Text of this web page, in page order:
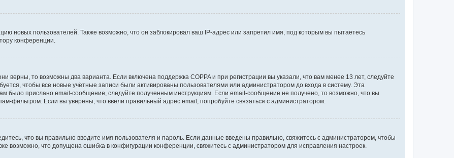
новых пользователей. Также возможно, что он заблокировал ваш IP-адрес или запретил имя, под которым вы пытаетесь
конференции.
верны, то возможны два варианта. Если включена поддержка COPPA и при регистрации вы указали, что вам менее 13 лет, следуйте
чтобы все новые учётные записи были активированы пользователями или администратором до входа в систему. Эта
было прислано email-сообщение, следуйте полученным инструкциям. Если email-сообщение не получено, то возможно, что вы
фильтром. Если вы уверены, что ввели правильный адрес email, попробуйте связаться с администратором.
что вы правильно вводите имя пользователя и пароль. Если данные введены правильно, свяжитесь с администратором, чтобы
возможно, что допущена ошибка в конфигурации конференции, свяжитесь с администратором для исправления настроек.